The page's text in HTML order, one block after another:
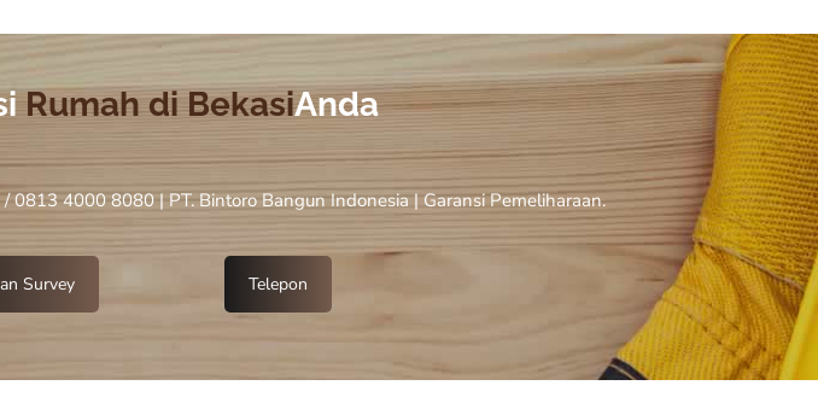
Rumah di BekasiAnda
0813 4000 8080 | PT. Bintoro Bangun Indonesia | Garansi Pemeliharaan.
Survey Telepon